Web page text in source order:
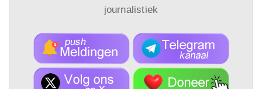
journalistiek